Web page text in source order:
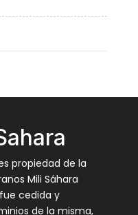
propiedad de la
Mili Sáhara
cedida y
de la misma,